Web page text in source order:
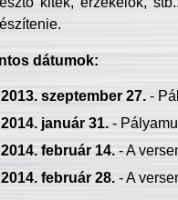
dátumok:
2013. szeptember 27.-
2014. január 31.-
2014. február 14.- A
2014. február 28.- A